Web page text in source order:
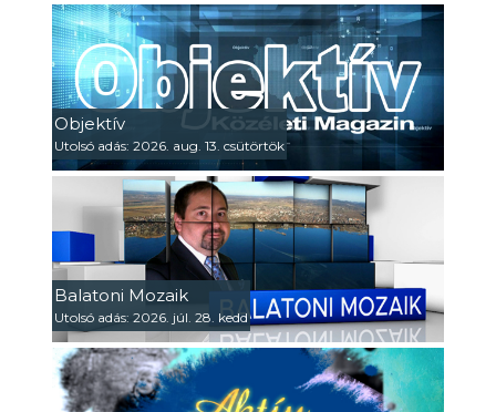
Objektív
Utolsó adás: 2026. aug. 13. csütörtök
Balatoni Mozaik
Utolsó adás: 2026. júl. 28. kedd